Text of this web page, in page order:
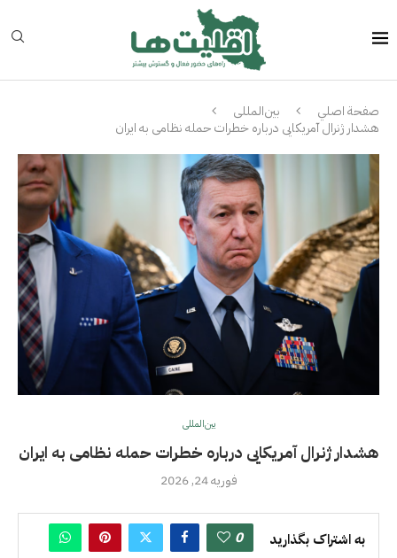
صفحة اصلي
بین‌المللی
هشدار ژنرال آمریکایی درباره خطرات حمله نظامی به ایران
بین‌المللی
هشدار ژنرال آمریکایی درباره خطرات حمله نظامی به ایران
فوریه 24, 2026
به اشتراک بگذارید 0